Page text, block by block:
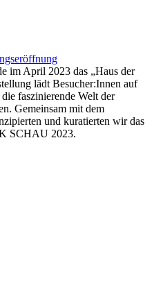
im April 2023 das „Haus der
lädt Besucher:Innen auf
faszinierende Welt der
Gemeinsam mit dem
und kuratierten wir das
SCHAU 2023.